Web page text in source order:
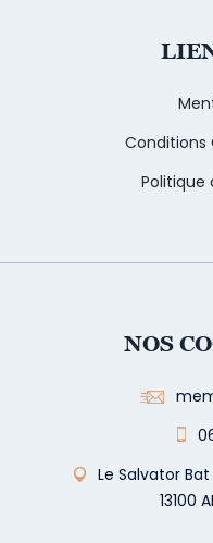
Conditions
Politique
NOS
Le Salvator
13100